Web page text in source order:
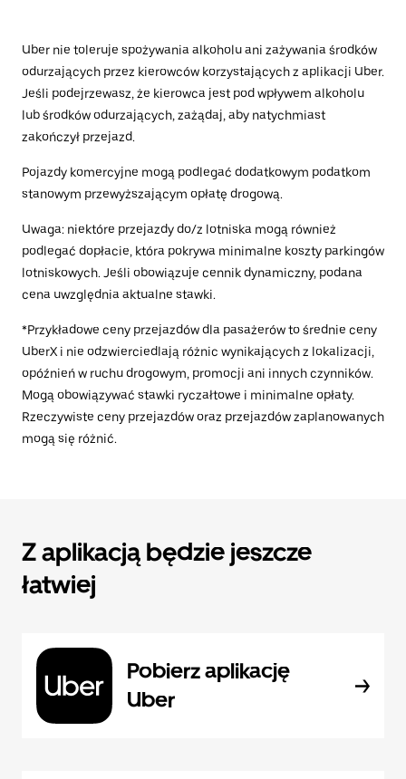
Uber nie toleruje spożywania alkoholu ani zażywania środków
odurzających przez kierowców korzystających z aplikacji Uber.
Jeśli podejrzewasz, że kierowca jest pod wpływem alkoholu
lub środków odurzających, zażądaj, aby natychmiast
zakończył przejazd.
Pojazdy komercyjne mogą podlegać dodatkowym podatkom
stanowym przewyższającym opłatę drogową.
Uwaga: niektóre przejazdy do/z lotniska mogą również
podlegać dopłacie, która pokrywa minimalne koszty parkingów
lotniskowych. Jeśli obowiązuje cennik dynamiczny, podana
cena uwzględnia aktualne stawki.
*Przykładowe ceny przejazdów dla pasażerów to średnie ceny
UberX i nie odzwierciedlają różnic wynikających z lokalizacji,
opóźnień w ruchu drogowym, promocji ani innych czynników.
Mogą obowiązywać stawki ryczałtowe i minimalne opłaty.
Rzeczywiste ceny przejazdów oraz przejazdów zaplanowanych
mogą się różnić.
Z aplikacją będzie jeszcze
łatwiej
Pobierz aplikację
Uber